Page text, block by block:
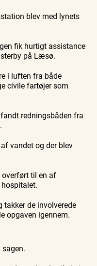
blev med lynets
fik hurtigt assistance
på Læsø.
i luften fra både
civile fartøjer som
redningsbåden fra
vandet og der blev
overført til en af
takker de involverede
opgaven igennem.
sagen.